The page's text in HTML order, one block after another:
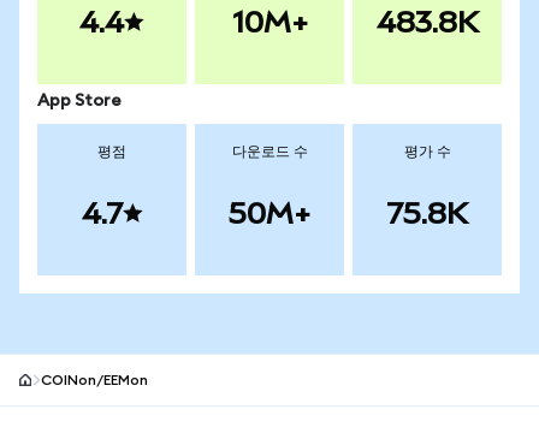
4.4 10M+ 483.8K
App Store
평점
4.7
다운로드 수
50M+
평가 수
75.8K
COINon/EEMon